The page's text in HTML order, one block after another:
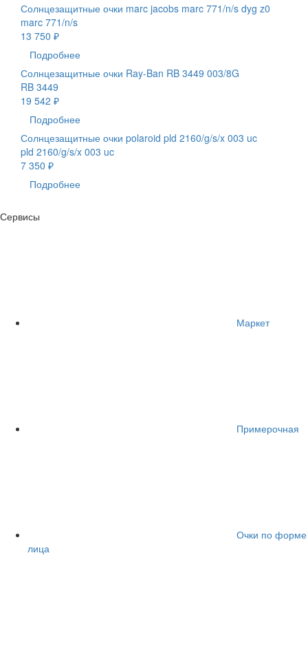
Солнцезащитные очки marc jacobs marc 771/n/s dyg z0
marc 771/n/s
13 750 ₽
Подробнее
Солнцезащитные очки Ray-Ban RB 3449 003/8G
RB 3449
19 542 ₽
Подробнее
Солнцезащитные очки polaroid pld 2160/g/s/x 003 uc
pld 2160/g/s/x 003 uc
7 350 ₽
Подробнее
Сервисы
Маркет
Примерочная
Очки по форме
лица